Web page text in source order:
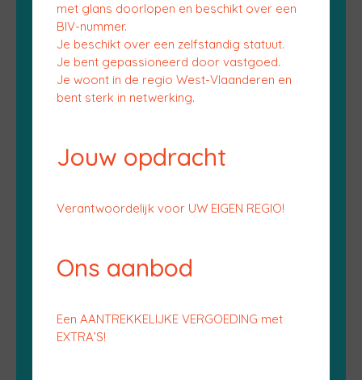
met glans doorlopen en beschikt over een
BIV-nummer.
Je beschikt over een zelfstandig statuut.
Je bent gepassioneerd door vastgoed.
Je woont in de regio West-Vlaanderen en
bent sterk in netwerking.
Jouw opdracht
Verantwoordelijk voor UW EIGEN REGIO!
Ons aanbod
Een AANTREKKELIJKE VERGOEDING met
EXTRA’S!